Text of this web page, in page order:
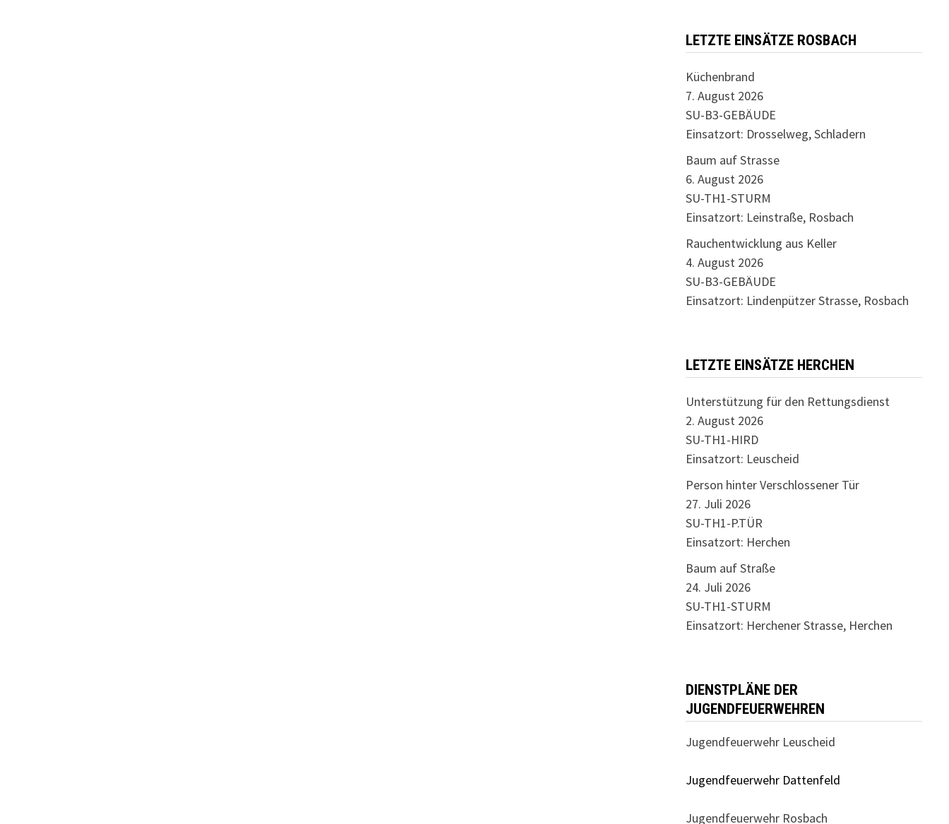
LETZTE EINSÄTZE ROSBACH
Küchenbrand
7. August 2026
SU-B3-GEBÄUDE
Einsatzort: Drosselweg, Schladern
Baum auf Strasse
6. August 2026
SU-TH1-STURM
Einsatzort: Leinstraße, Rosbach
Rauchentwicklung aus Keller
4. August 2026
SU-B3-GEBÄUDE
Einsatzort: Lindenpützer Strasse, Rosbach
LETZTE EINSÄTZE HERCHEN
Unterstützung für den Rettungsdienst
2. August 2026
SU-TH1-HIRD
Einsatzort: Leuscheid
Person hinter Verschlossener Tür
27. Juli 2026
SU-TH1-P.TÜR
Einsatzort: Herchen
Baum auf Straße
24. Juli 2026
SU-TH1-STURM
Einsatzort: Herchener Strasse, Herchen
DIENSTPLÄNE DER
JUGENDFEUERWEHREN
Jugendfeuerwehr Leuscheid
Jugendfeuerwehr Dattenfeld
Jugendfeuerwehr Rosbach